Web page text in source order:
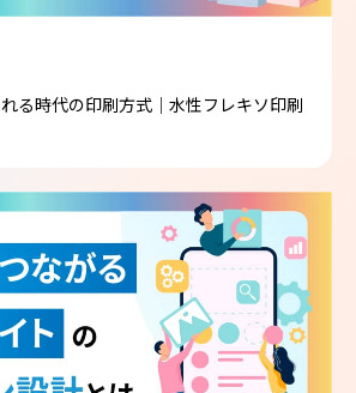
る時代の印刷方式｜水性フレキソ印刷